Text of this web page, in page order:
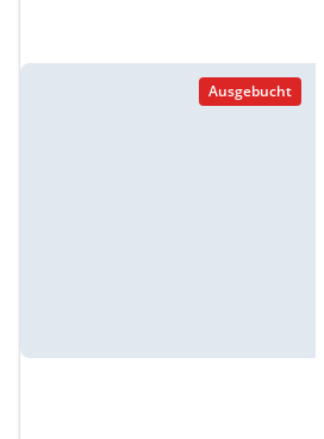
Ausgebucht